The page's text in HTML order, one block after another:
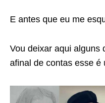
E antes que eu me
Vou deixar aqui alguns
afinal de contas esse é